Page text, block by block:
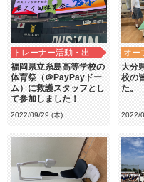
トレーナー活動・出前講義
福岡県立糸島高等学校の
体育祭（＠PayPayドー
ム）に救護スタッフとし
て参加しました！
2022/09/29 (木)
大分
校の
た。
2022/